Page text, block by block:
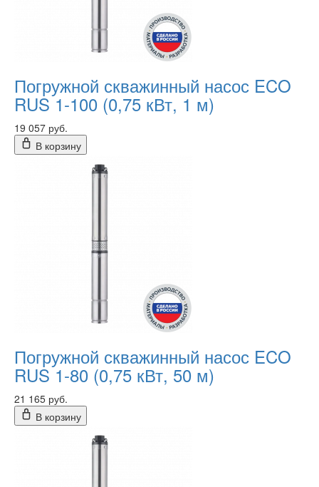
Погружной скважинный насос ECO
RUS 1-100 (0,75 кВт, 1 м)
19 057 руб.
В корзину
Погружной скважинный насос ECO
RUS 1-80 (0,75 кВт, 50 м)
21 165 руб.
В корзину